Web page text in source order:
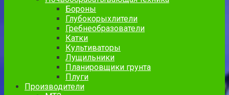
Бороны
Глубокорыхлители
Гребнеобразователи
Катки
Культиваторы
Лущильники
Планировщики грунта
Плуги
Производители